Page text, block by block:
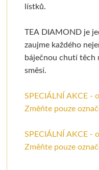
lístků.
TEA DIAMOND je
zaujme každého
báječnou chutí těch
směsí.
SPECIÁLNÍ AKCE -
Změňte pouze
SPECIÁLNÍ AKCE -
Změňte pouze